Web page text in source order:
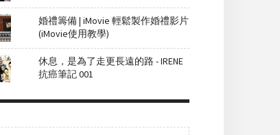
婚禮籌備 | iMovie 輕鬆製作婚禮影片
(iMovie使用教學)
休息，是為了走更長遠的路 - IRENE
抗癌筆記 001